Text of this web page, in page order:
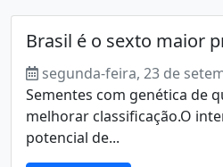
Brasil é o sexto maior
segunda-feira, 23 de
Sementes com genética de
melhorar classificação.O
potencial de...